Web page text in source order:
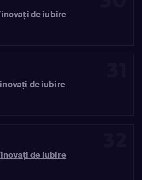
de iubire
de iubire
de iubire